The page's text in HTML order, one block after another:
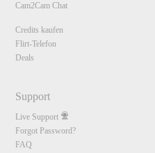
Cam2Cam Chat
Credits kaufen
Flirt-Telefon
Deals
Support
Live Support
Forgot Password?
FAQ